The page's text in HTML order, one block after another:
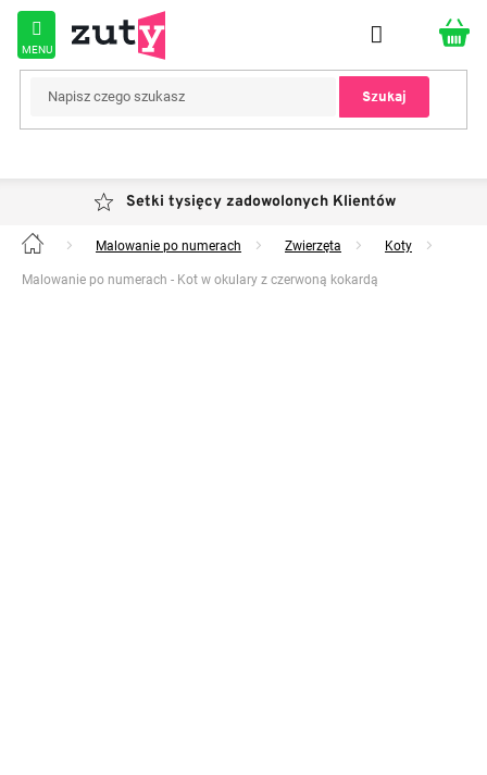
Przejść
treści
Szukaj
Setki tysięcy zadowolonych Klientów
Home Malowanie po numerach Zwierzęta Koty
Malowanie po numerach - Kot w okulary z czerwoną kokardą